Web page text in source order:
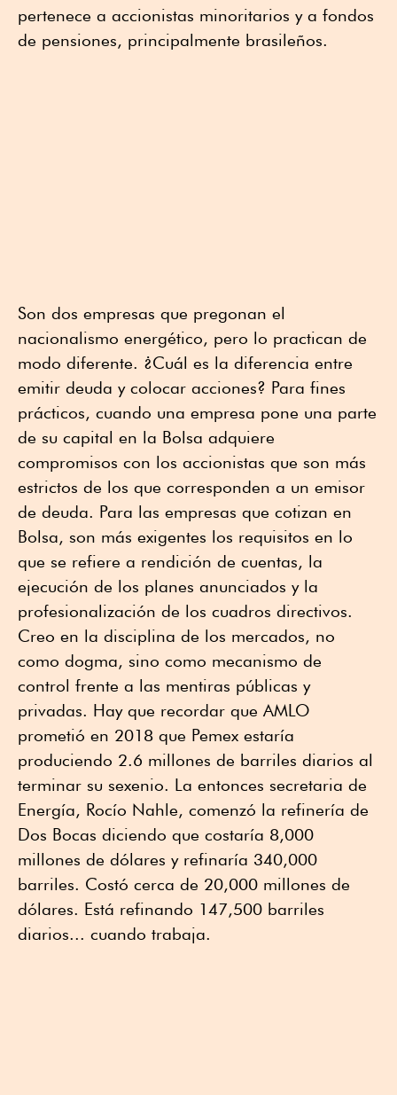
pertenece a accionistas minoritarios y a fondos
de pensiones, principalmente brasileños.
Son dos empresas que pregonan el
nacionalismo energético, pero lo practican de
modo diferente. ¿Cuál es la diferencia entre
emitir deuda y colocar acciones? Para fines
prácticos, cuando una empresa pone una parte
de su capital en la Bolsa adquiere
compromisos con los accionistas que son más
estrictos de los que corresponden a un emisor
de deuda. Para las empresas que cotizan en
Bolsa, son más exigentes los requisitos en lo
que se refiere a rendición de cuentas, la
ejecución de los planes anunciados y la
profesionalización de los cuadros directivos.
Creo en la disciplina de los mercados, no
como dogma, sino como mecanismo de
control frente a las mentiras públicas y
privadas. Hay que recordar que AMLO
prometió en 2018 que Pemex estaría
produciendo 2.6 millones de barriles diarios al
terminar su sexenio. La entonces secretaria de
Energía, Rocío Nahle, comenzó la refinería de
Dos Bocas diciendo que costaría 8,000
millones de dólares y refinaría 340,000
barriles. Costó cerca de 20,000 millones de
dólares. Está refinando 147,500 barriles
diarios... cuando trabaja.